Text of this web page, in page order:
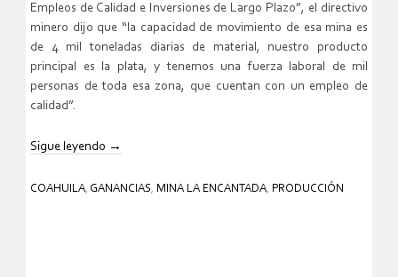
Empleos de Calidad e Inversiones de Largo Plazo”, el directivo
minero dijo que “la capacidad de movimiento de esa mina es
de 4 mil toneladas diarias de material, nuestro producto
principal es la plata, y tenemos una fuerza laboral de mil
personas de toda esa zona, que cuentan con un empleo de
calidad”.
Sigue leyendo →
COAHUILA, GANANCIAS, MINA LA ENCANTADA, PRODUCCIÓN